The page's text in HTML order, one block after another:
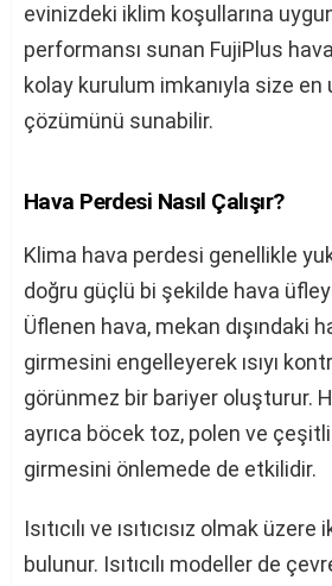
evinizdeki iklim koşullarına
performansı sunan FujiPlus
kolay kurulum imkanıyla size en
çözümünü sunabilir.
Hava Perdesi Nasıl Çalışır?
Klima hava perdesi genellikle
doğru güçlü bi şekilde hava
Üflenen hava, mekan dışındaki
girmesini engelleyerek ısıyı
görünmez bir bariyer oluşturur.
ayrıca böcek toz, polen ve
girmesini önlemede de etkilidir.
Isıtıcılı ve ısıtıcısız olmak
bulunur. Isıtıcılı modeller de